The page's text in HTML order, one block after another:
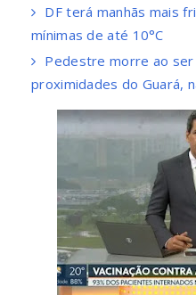
DF terá manhãs mais
mínimas de até 10°C
Pedestre morre ao
proximidades do Guará,